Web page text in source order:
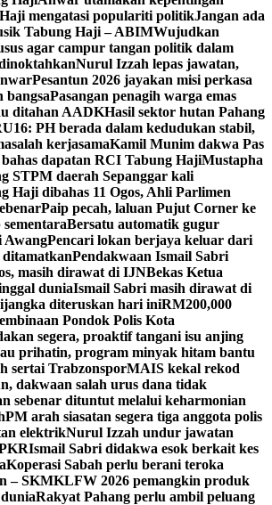
mengatasi populariti politikJangan ada
Tabung Haji – ABIMWujudkan
agar campur tangan politik dalam
Nurul Izzah lepas jawatan,
Pesantun 2026 jayakan misi perkasa
bangsaPasangan penagih warga emas
ditahan AADKHasil sektor hutan Pahang
PH berada dalam kedudukan stabil,
kerjasamaKamil Munim dakwa Pas
bahas dapatan RCI Tabung HajiMustapha
STPM daerah Sepanggar kali
Haji dibahas 11 Ogos, Ahli Parlimen
Paip pecah, laluan Pujut Corner ke
Bersatu automatik gugur
AwangPencari lokan berjaya keluar dari
Pendakwaan Ismail Sabri
masih dirawat di IJNBekas Ketua
duniaIsmail Sabri masih dirawat di
diteruskan hari iniRM200,000
Pondok Polis Kota
segera, proaktif tangani isu anjing
prihatin, program minyak hitam bantu
sertai TrabzonsporMAIS kekal rekod
dakwaan salah urus dana tidak
sebenar dituntut melalui keharmonian
PM arah siasatan segera tiga anggota polis
elektrikNurul Izzah undur jawatan
Ismail Sabri didakwa esok berkait kes
Koperasi Sabah perlu berani teroka
– SKMKLFW 2026 pemangkin produk
Rakyat Pahang perlu ambil peluang